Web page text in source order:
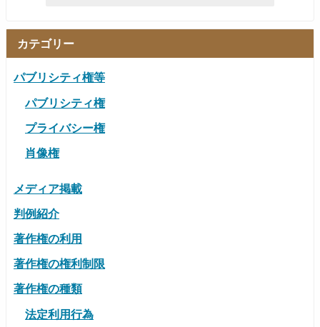
カテゴリー
パブリシティ権等
パブリシティ権
プライバシー権
肖像権
メディア掲載
判例紹介
著作権の利用
著作権の権利制限
著作権の種類
法定利用行為